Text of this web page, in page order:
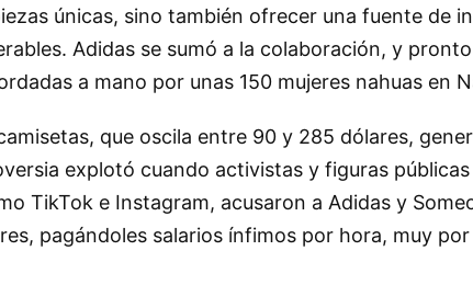
únicas, sino también ofrecer una fuente de
Adidas se sumó a la colaboración, y
a mano por unas 150 mujeres nahuas en
que oscila entre 90 y 285 dólares,
explotó cuando activistas y figuras
TikTok e Instagram, acusaron a Adidas y
pagándoles salarios ínfimos por hora, muy